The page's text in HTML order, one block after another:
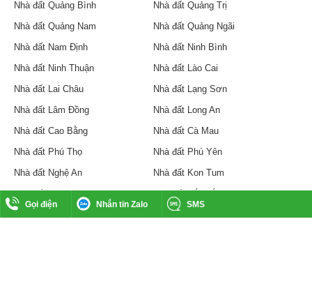
Gọi điện Nhắn tin Zalo SMS
Nhà đất Quảng Bình
Nhà đất Quảng Trị
Nhà đất Quảng Nam
Nhà đất Quảng Ngãi
Nhà đất Nam Định
Nhà đất Ninh Bình
Nhà đất Ninh Thuận
Nhà đất Lào Cai
Nhà đất Lai Châu
Nhà đất Lạng Sơn
Nhà đất Lâm Đồng
Nhà đất Long An
Nhà đất Cao Bằng
Nhà đất Cà Mau
Nhà đất Phú Thọ
Nhà đất Phú Yên
Nhà đất Nghệ An
Nhà đất Kon Tum
Nhà đất Gia Lai
Nhà đất Đắk Lắk